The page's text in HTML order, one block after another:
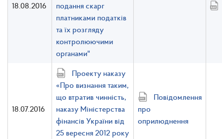
18.08.2016
подання скарг
платниками податків
та їх розгляду
контролюючими
органами"
18.07.2016
Проекту наказу
«Про визнання таким,
що втратив чинність,
наказу Міністерства
фінансів України від
25 вересня 2012 року
Повідомлення
про
оприлюднення